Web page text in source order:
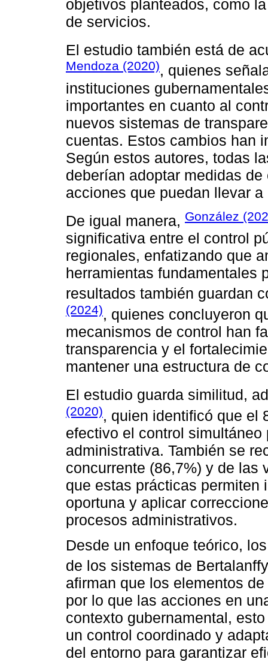
objetivos planteados, como
de servicios.
El estudio también está de
Mendoza (2020), quienes
instituciones
importantes en cuanto al
nuevos sistemas de
cuentas. Estos cambios han
Según estos autores, todas
deberían adoptar medidas
acciones que puedan llevar
De igual manera, González
significativa entre el control
regionales, enfatizando que
herramientas fundamentales
resultados también guardan
(2024), quienes concluyeron
mecanismos de control han
transparencia y el
mantener una estructura de
El estudio guarda similitud,
(2020), quien identificó que el
efectivo el control
administrativa. También se
concurrente (86,7%) y de las
que estas prácticas permiten
oportuna y aplicar
procesos administrativos.
Desde un enfoque teórico,
de los sistemas de
afirman que los elementos
por lo que las acciones en
contexto gubernamental,
un control coordinado y
del entorno para garantizar